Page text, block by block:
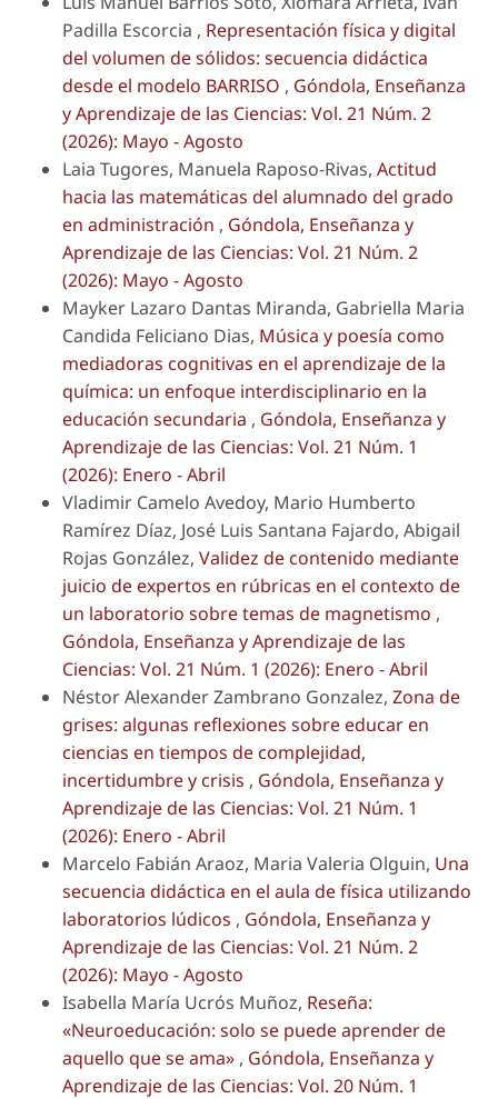
Padilla Escorcia , Representación física y digital
del volumen de sólidos: secuencia didáctica
desde el modelo BARRISO , Góndola, Enseñanza
y Aprendizaje de las Ciencias: Vol. 21 Núm. 2
(2026): Mayo - Agosto
Laia Tugores, Manuela Raposo-Rivas, Actitud
hacia las matemáticas del alumnado del grado
en administración , Góndola, Enseñanza y
Aprendizaje de las Ciencias: Vol. 21 Núm. 2
(2026): Mayo - Agosto
Mayker Lazaro Dantas Miranda, Gabriella Maria
Candida Feliciano Dias, Música y poesía como
mediadoras cognitivas en el aprendizaje de la
química: un enfoque interdisciplinario en la
educación secundaria , Góndola, Enseñanza y
Aprendizaje de las Ciencias: Vol. 21 Núm. 1
(2026): Enero - Abril
Vladimir Camelo Avedoy, Mario Humberto
Ramírez Díaz, José Luis Santana Fajardo, Abigail
Rojas González, Validez de contenido mediante
juicio de expertos en rúbricas en el contexto de
un laboratorio sobre temas de magnetismo ,
Góndola, Enseñanza y Aprendizaje de las
Ciencias: Vol. 21 Núm. 1 (2026): Enero - Abril
Néstor Alexander Zambrano Gonzalez, Zona de
grises: algunas reflexiones sobre educar en
ciencias en tiempos de complejidad,
incertidumbre y crisis , Góndola, Enseñanza y
Aprendizaje de las Ciencias: Vol. 21 Núm. 1
(2026): Enero - Abril
Marcelo Fabián Araoz, Maria Valeria Olguin, Una
secuencia didáctica en el aula de física utilizando
laboratorios lúdicos , Góndola, Enseñanza y
Aprendizaje de las Ciencias: Vol. 21 Núm. 2
(2026): Mayo - Agosto
Isabella María Ucrós Muñoz, Reseña:
«Neuroeducación: solo se puede aprender de
aquello que se ama» , Góndola, Enseñanza y
Aprendizaje de las Ciencias: Vol. 20 Núm. 1